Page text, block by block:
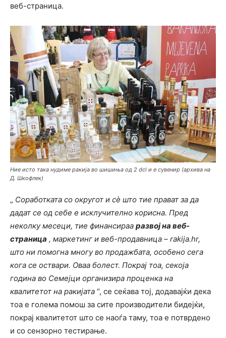
веб-страница.
Ние исто така нудиме ракија во шишиња од 2 dcl и е сувенир (архива на
Д. Шкофлек)
„ Соработката со округот и сè што тие прават за да
дадат се од себе е исклучително корисна. Пред
неколку месеци, тие финансираа развој на веб-
страница , маркетинг и веб-продавница – rakija.hr,
што ни помогна многу во продажбата, особено сега
кога се оствари. Оваа болест. Покрај тоа, секоја
година во Семеjци организира проценка на
квалитетот на ракијата “, се сеќава тој, додавајќи дека
тоа е голема помош за сите производители бидејќи,
покрај квалитетот што се наоѓа таму, тоа е потврдено
и со сензорно тестирање.